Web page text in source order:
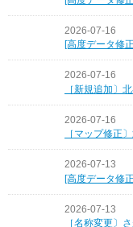
2026-07-16
[高度データ修
2026-07-16
［新規追加〕
2026-07-16
［マップ修正
2026-07-13
[高度データ修
2026-07-13
［名称変更〕